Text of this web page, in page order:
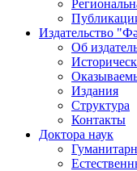
Издательство
Об
Издания
Структура
Контакты
Доктора наук